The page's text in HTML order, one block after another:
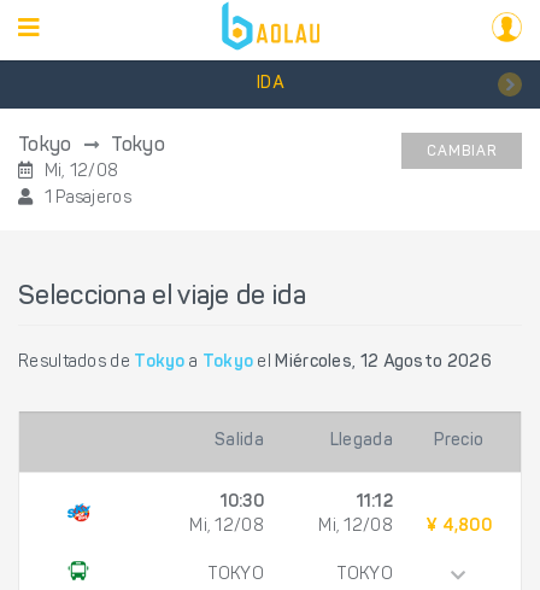
IDA
Tokyo Tokyo
Mi, 12/08
1 Pasajeros
CAMBIAR
Selecciona el viaje de ida
Resultados de Tokyo a Tokyo elMiércoles, 12 Agosto 2026
Salida Llegada Precio
10:30
Mi, 12/08
TOKYO
11:12
Mi, 12/08
TOKYO
¥ 4,800